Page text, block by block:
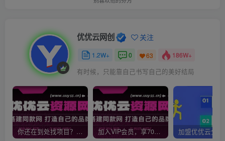
优优云网创 关注
1.2W+ 0 63 186W+
有时候，只能靠自己书写自己的美好结局
你还在到处找项目？还在当韭菜？我靠网创资源站一个月收入5万+，曾经我也是个失败者。 加入VIP会员，享70%的推广提成，免费学习多种网上创业课程，菜鸟秒变大神！